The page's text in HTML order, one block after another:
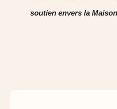
soutien envers la